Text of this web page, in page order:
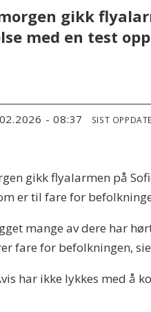
gikk
med en test
- 08:37 SIST
gikk flyalarmen på
er til fare for
mange av dere har
fare for befolkningen,
har ikke lykkes med å